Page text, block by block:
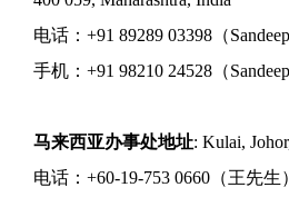
电话：+91 89289 03398（
手机：+91 98210 24528（
马来西亚办事处地址: Kulai,
电话：+60-19-753 0660（王先生）